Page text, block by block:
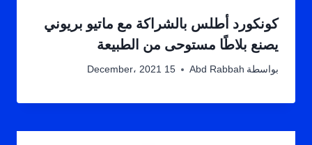
كونكورد أطلس بالشراكة مع ماتيو بريوني
يصنع بلاطًا مستوحى من الطبيعة
بواسطة Abd Rabbah 15 December، 2021